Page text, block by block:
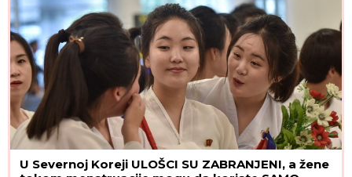
U Severnoj Koreji ULOŠCI SU ZABRANJENI, a žene